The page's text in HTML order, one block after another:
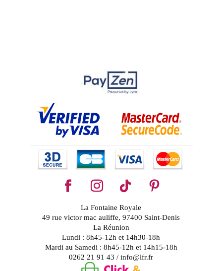
La Fontaine Royale
49 rue victor mac auliffe, 97400 Saint-Denis
La Réunion
Lundi : 8h45-12h et 14h30-18h
Mardi au Samedi : 8h45-12h et 14h15-18h
0262 21 91 43 / info@lfr.fr